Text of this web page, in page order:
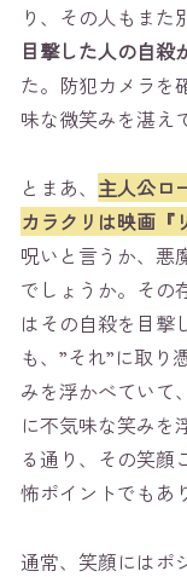
り、その人もまた
目撃した人の自殺
た。防犯カメラを
味な微笑みを湛え
とまあ、 主人公ロ
カラクリは映画『
呪いと言うか、悪
でしょうか。その
はその自殺を目撃
も、”それ”に取り
みを浮かべていて
に不気味な笑みを
る通り、その笑顔
怖ポイントでもあ
通常、笑顔にはポ